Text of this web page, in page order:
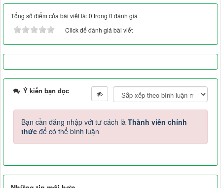
Tổng số điểm của bài viết là: 0 trong 0 đánh giá
Click để đánh giá bài viết
Ý kiến bạn đọc
Bạn cần đăng nhập với tư cách là Thành viên chính
thức để có thể bình luận